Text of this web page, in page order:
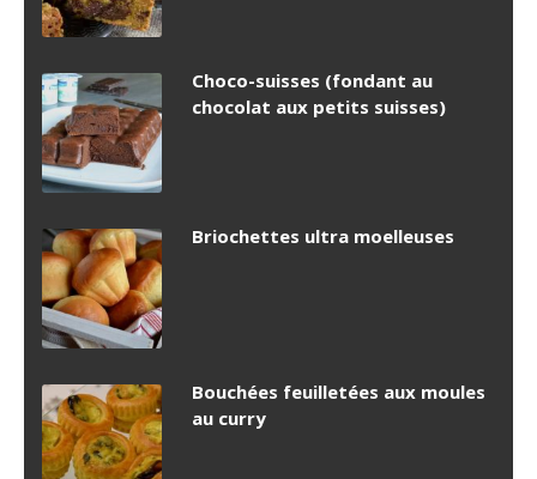
Choco-suisses (fondant au
chocolat aux petits suisses)
Briochettes ultra moelleuses
Bouchées feuilletées aux moules
au curry